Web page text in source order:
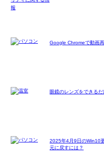
Google Chromeで動画
眼鏡のレンズをできる
2025年4月9日のWin10
元に戻すには？